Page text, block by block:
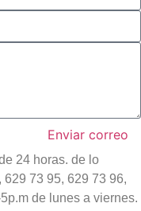
Enviar correo
24 horas. de lo
73 95, 629 73 96,
de lunes a viernes.